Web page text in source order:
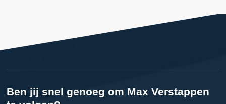
Ben jij snel genoeg om Max Verstappen